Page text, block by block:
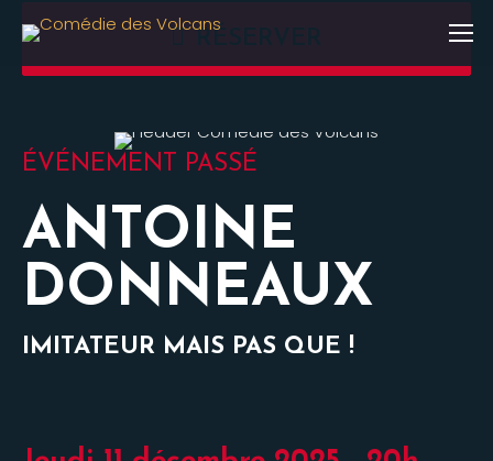
ÉVÉNEMENT PASSÉ
ANTOINE
DONNEAUX
IMITATEUR MAIS PAS QUE !